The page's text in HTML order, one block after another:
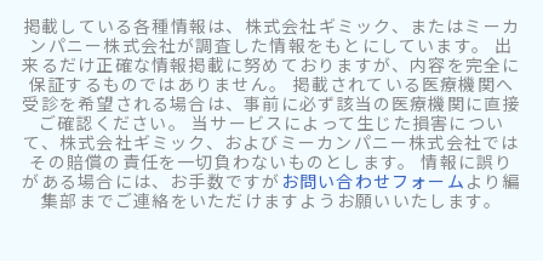
掲載している各種情報は、株式会社ギミック、またはミーカ
ンパニー株式会社が調査した情報をもとにしています。 出
来るだけ正確な情報掲載に努めておりますが、内容を完全に
保証するものではありません。 掲載されている医療機関へ
受診を希望される場合は、事前に必ず該当の医療機関に直接
ご確認ください。 当サービスによって生じた損害につい
て、株式会社ギミック、およびミーカンパニー株式会社では
その賠償の責任を一切負わないものとします。 情報に誤り
がある場合には、お手数ですが お問い合わせフォーム より編
集部までご連絡をいただけますようお願いいたします。